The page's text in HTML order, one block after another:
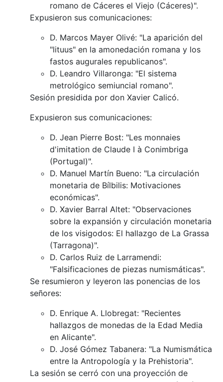
romano de Cáceres el Viejo (Cáceres)".
Expusieron sus comunicaciones:
D. Marcos Mayer Olivé: "La aparición del
"lituus" en la amonedación romana y los
fastos augurales republicanos".
D. Leandro Villaronga: "El sistema
metrológico semiuncial romano".
Sesión presidida por don Xavier Calicó.
Expusieron sus comunicaciones:
D. Jean Pierre Bost: "Les monnaies
d'imitation de Claude I à Conimbriga
(Portugal)".
D. Manuel Martín Bueno: "La circulación
monetaria de Bílbilis: Motivaciones
económicas".
D. Xavier Barral Altet: "Observaciones
sobre la expansión y circulación monetaria
de los visigodos: El hallazgo de La Grassa
(Tarragona)".
D. Carlos Ruiz de Larramendi:
"Falsificaciones de piezas numismáticas".
Se resumieron y leyeron las ponencias de los
señores:
D. Enrique A. Llobregat: "Recientes
hallazgos de monedas de la Edad Media
en Alicante".
D. José Gómez Tabanera: "La Numismática
entre la Antropología y la Prehistoria".
La sesión se cerró con una proyección de